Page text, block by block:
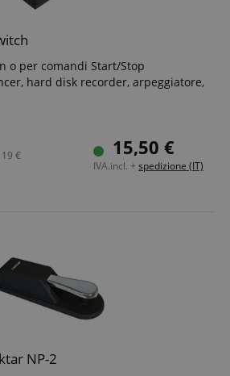
o per comandi Start/Stop
hard disk recorder, arpeggiatore,
15,50 €
IVA.incl. + spedizione (IT)
19 €
NP-2